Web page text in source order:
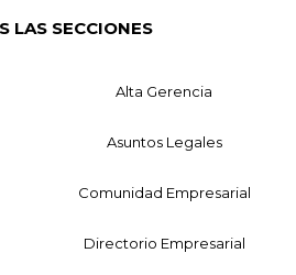
LAS SECCIONES
Alta Gerencia
Asuntos Legales
Comunidad Empresarial
Directorio Empresarial